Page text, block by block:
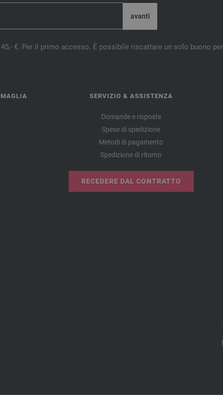
€. Per il primo accesso. È possibile riscattare un solo buono
SERVIZIO & ASSISTENZA
Domande e risposte
Spese di spedizione
Metodi di pagamento
Spedizione di ritorno
RECEDERE DAL CONTRATTO